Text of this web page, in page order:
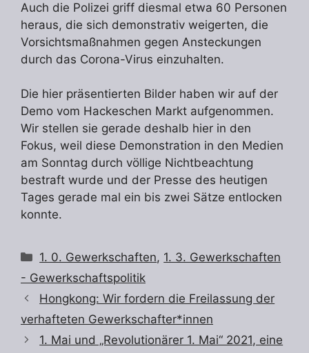
Auch die Polizei griff diesmal etwa 60 Personen
heraus, die sich demonstrativ weigerten, die
Vorsichtsmaßnahmen gegen Ansteckungen
durch das Corona-Virus einzuhalten.
Die hier präsentierten Bilder haben wir auf der
Demo vom Hackeschen Markt aufgenommen.
Wir stellen sie gerade deshalb hier in den
Fokus, weil diese Demonstration in den Medien
am Sonntag durch völlige Nichtbeachtung
bestraft wurde und der Presse des heutigen
Tages gerade mal ein bis zwei Sätze entlocken
konnte.
Kategorien
1. 0. Gewerkschaften, 1. 3. Gewerkschaften
- Gewerkschaftspolitik
Hongkong: Wir fordern die Freilassung der
verhafteten Gewerkschafter*innen
1. Mai und „Revolutionärer 1. Mai“ 2021, eine